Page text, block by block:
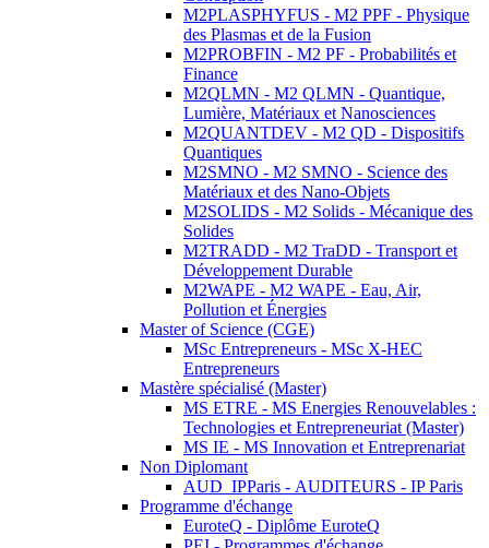
M2PLASPHYFUS - M2 PPF - Physique
des Plasmas et de la Fusion
M2PROBFIN - M2 PF - Probabilités et
Finance
M2QLMN - M2 QLMN - Quantique,
Lumière, Matériaux et Nanosciences
M2QUANTDEV - M2 QD - Dispositifs
Quantiques
M2SMNO - M2 SMNO - Science des
Matériaux et des Nano-Objets
M2SOLIDS - M2 Solids - Mécanique des
Solides
M2TRADD - M2 TraDD - Transport et
Développement Durable
M2WAPE - M2 WAPE - Eau, Air,
Pollution et Énergies
Master of Science (CGE)
MSc Entrepreneurs - MSc X-HEC
Entrepreneurs
Mastère spécialisé (Master)
MS ETRE - MS Energies Renouvelables :
Technologies et Entrepreneuriat (Master)
MS IE - MS Innovation et Entreprenariat
Non Diplomant
AUD_IPParis - AUDITEURS - IP Paris
Programme d'échange
EuroteQ - Diplôme EuroteQ